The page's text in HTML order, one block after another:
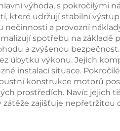
výhoda, s pokročilými
které udržují stabilní
nečinnosti a provozní
spotřebu na
a zvýšenou
úbytku výkonu. Jejich
instalací situace.
konstrukce motorů
prostředích. Navíc jejich
zátěže zajišťuje